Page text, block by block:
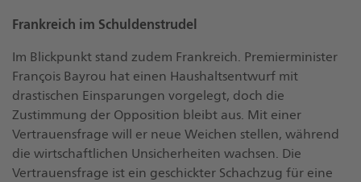
Frankreich im Schuldenstrudel
Im Blickpunkt stand zudem Frankreich. Premierminister
François Bayrou hat einen Haushaltsentwurf mit
drastischen Einsparungen vorgelegt, doch die
Zustimmung der Opposition bleibt aus. Mit einer
Vertrauensfrage will er neue Weichen stellen, während
die wirtschaftlichen Unsicherheiten wachsen. Die
Vertrauensfrage ist ein geschickter Schachzug für eine